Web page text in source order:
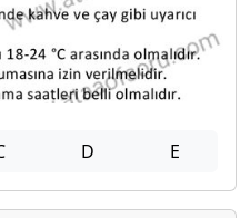
D E